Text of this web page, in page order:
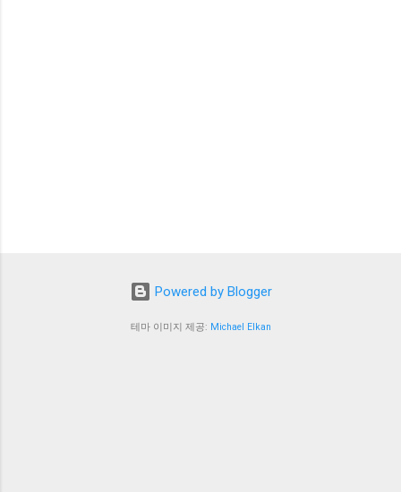
Powered by Blogger
테마 이미지 제공: Michael Elkan